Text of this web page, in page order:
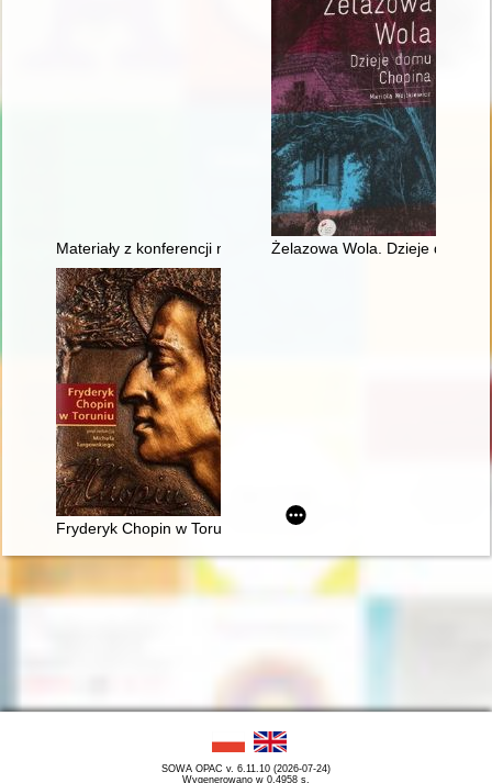
Materiały z konferencji naukowej "Twórczość naukowa i
Żelazowa Wola. Dzieje domu
Fryderyk Chopin w Toruniu
SOWA OPAC v. 6.11.10 (2026-07-24)
Wygenerowano w 0,4958 s.